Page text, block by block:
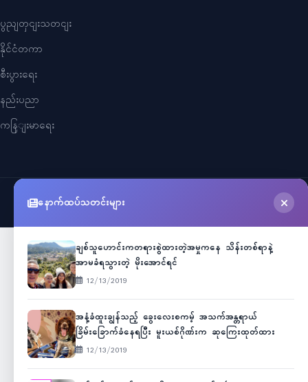
ပွညျတှငျးသတငျး
နိုင်ငံတကာ
စီးပွားရေး
နည်းပညာ
ကနြျးမာရေး
©2026Myanmar Cele News
နောက်ထပ်သတင်းများ
ချစ်သူဟောင်းကတရားစွဲထားတဲ့အမှုကနေ သိန်းတစ်ရာနဲ့
အာမခံရသွားတဲ့ မိုးအောင်ရင်
12/13/2019
အနံ့ခံထူးချွန်သည့် ခွေးလေးစကမ့် အသက်အန္တရာယ်
ခြိမ်းခြောက်ခံနေရပြီး မူးယစ်ဂိုဏ်းက ဆုကြေးထုတ်ထား
12/13/2019